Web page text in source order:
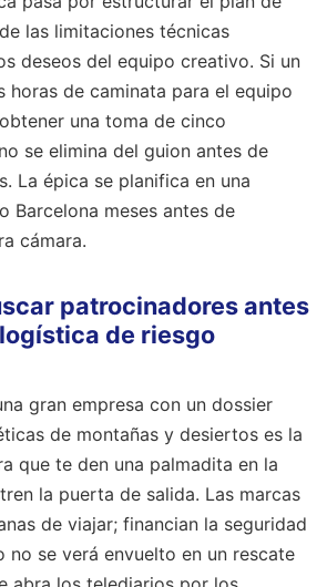
las limitaciones técnicas
deseos del equipo creativo. Si un
horas de caminata para el equipo
una toma de cinco
se elimina del guion antes de
La épica se planifica en una
Barcelona meses antes de
cámara.
patrocinadores antes
de riesgo
gran empresa con un dossier
de montañas y desiertos es la
que te den una palmadita en la
la puerta de salida. Las marcas
de viajar; financian la seguridad
no se verá envuelto en un rescate